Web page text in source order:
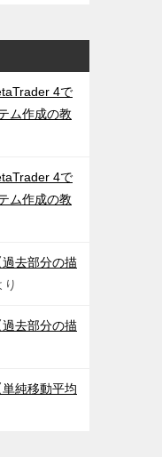
4で
ム作成の教
4で
ム作成の教
去部分の描
り
去部分の描
純移動平均